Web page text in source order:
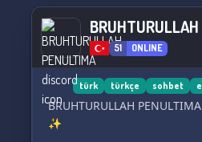
51 ONLINE
türk türkçe sohbet
BRUHTURULLAH
✨